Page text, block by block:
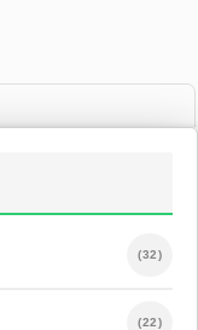
(32)
(22)